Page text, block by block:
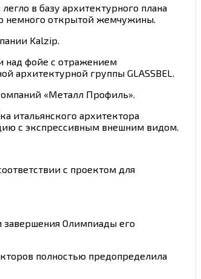
в базу архитектурного плана
немного открытой жемчужины.
Kalzip.
над фойе с отражением
архитектурной группы GLASSBEL.
«Металл Профиль».
итальянского архитектора
с экспрессивным внешним видом.
с проектом для
завершения Олимпиады его
полностью предопределила